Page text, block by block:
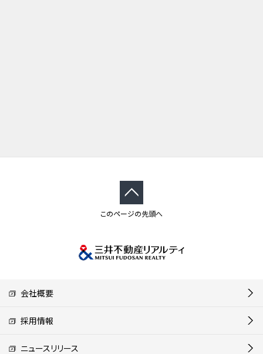
このページの先頭へ
会社概要
採用情報
ニュースリリース